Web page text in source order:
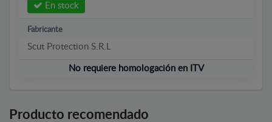
En stock
Fabricante
Scut Protection S.R.L
No requiere homologación en ITV
Producto recomendado